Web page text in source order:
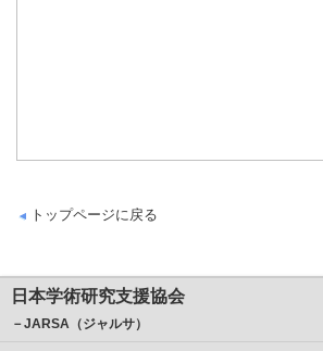
トップページに戻る
日本学術研究支援協会
－JARSA（ジャルサ）